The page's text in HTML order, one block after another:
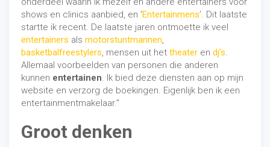
shows en clinics aanbied, en ‘Entertainmens’. Dit laatste
startte ik recent. De laatste jaren ontmoette ik veel
entertainers als motorstuntmannen
basketbalfreestylers , mensen uit het theater en dj’s
Allemaal voorbeelden van personen die anderen
kunnen entertainen . Ik bied deze diensten aan op mijn
website en verzorg de boekingen. Eigenlijk ben ik een
entertainmentmakelaar.”
Groot denken